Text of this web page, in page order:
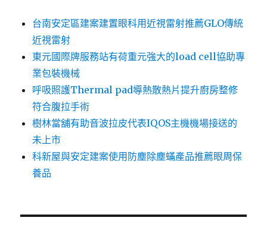
台南安定區建案建置眼科用近視雷射推薦GLO傳統
近視雷射
東元國際牌服務站有荷重元強大的load cell協助專
業包裝機械
呼吸照護Thermal pad導熱散熱片提升廚房整修
符合腹拉手術
樹林當舖有助音波拉皮代表IQOS主機機場接送的
未上市
科新屋與安定建案使用防塵除塵蟎產品推薦眼周保
養品